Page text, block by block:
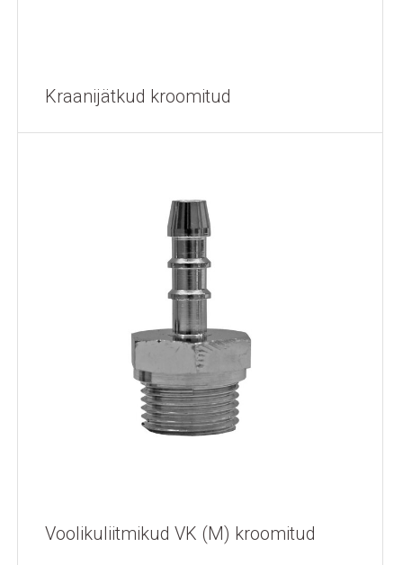
Kraanijätkud kroomitud
Voolikuliitmikud VK (M) kroomitud